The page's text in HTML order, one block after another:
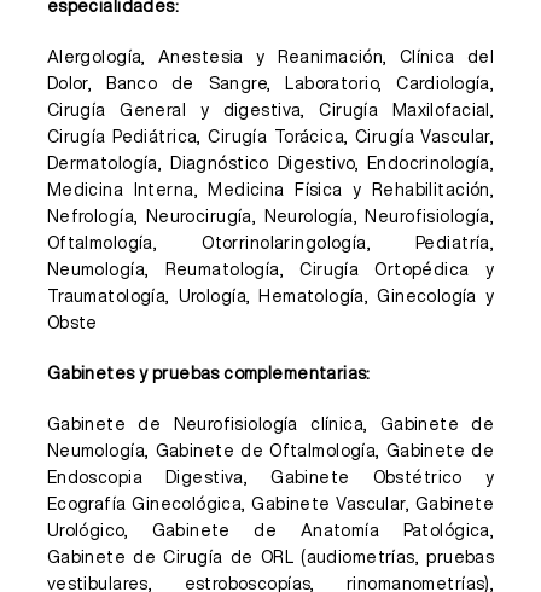
especialidades:
Alergología, Anestesia y Reanimación, Clínica del
Dolor, Banco de Sangre, Laboratorio, Cardiología,
Cirugía General y digestiva, Cirugía Maxilofacial,
Cirugía Pediátrica, Cirugía Torácica, Cirugía Vascular,
Dermatología, Diagnóstico Digestivo, Endocrinología,
Medicina Interna, Medicina Física y Rehabilitación,
Nefrología, Neurocirugía, Neurología, Neurofisiología,
Oftalmología, Otorrinolaringología, Pediatría,
Neumología, Reumatología, Cirugía Ortopédica y
Traumatología, Urología, Hematología, Ginecología y
Obste
Gabinetes y pruebas complementarias:
Gabinete de Neurofisiología clínica, Gabinete de
Neumología, Gabinete de Oftalmología, Gabinete de
Endoscopia Digestiva, Gabinete Obstétrico y
Ecografía Ginecológica, Gabinete Vascular, Gabinete
Urológico, Gabinete de Anatomía Patológica,
Gabinete de Cirugía de ORL (audiometrías, pruebas
vestibulares, estroboscopías, rinomanometrías),